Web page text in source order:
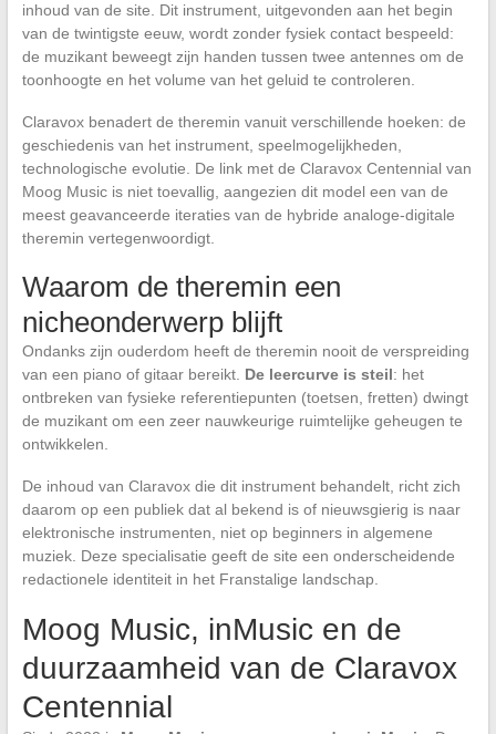
inhoud van de site. Dit instrument, uitgevonden aan het begin
van de twintigste eeuw, wordt zonder fysiek contact bespeeld:
de muzikant beweegt zijn handen tussen twee antennes om de
toonhoogte en het volume van het geluid te controleren.
Claravox benadert de theremin vanuit verschillende hoeken: de
geschiedenis van het instrument, speelmogelijkheden,
technologische evolutie. De link met de Claravox Centennial van
Moog Music is niet toevallig, aangezien dit model een van de
meest geavanceerde iteraties van de hybride analoge-digitale
theremin vertegenwoordigt.
Waarom de theremin een
nicheonderwerp blijft
Ondanks zijn ouderdom heeft de theremin nooit de verspreiding
van een piano of gitaar bereikt. De leercurve is steil: het
ontbreken van fysieke referentiepunten (toetsen, fretten) dwingt
de muzikant om een zeer nauwkeurige ruimtelijke geheugen te
ontwikkelen.
De inhoud van Claravox die dit instrument behandelt, richt zich
daarom op een publiek dat al bekend is of nieuwsgierig is naar
elektronische instrumenten, niet op beginners in algemene
muziek. Deze specialisatie geeft de site een onderscheidende
redactionele identiteit in het Franstalige landschap.
Moog Music, inMusic en de
duurzaamheid van de Claravox
Centennial